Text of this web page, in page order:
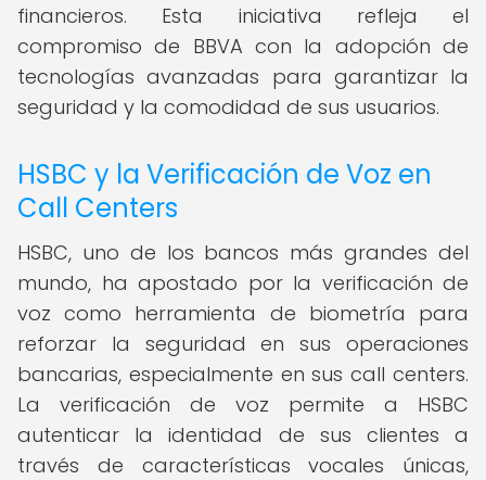
financieros. Esta iniciativa refleja el
compromiso de BBVA con la adopción de
tecnologías avanzadas para garantizar la
seguridad y la comodidad de sus usuarios.
HSBC y la Verificación de Voz en
Call Centers
HSBC, uno de los bancos más grandes del
mundo, ha apostado por la verificación de
voz como herramienta de biometría para
reforzar la seguridad en sus operaciones
bancarias, especialmente en sus call centers.
La verificación de voz permite a HSBC
autenticar la identidad de sus clientes a
través de características vocales únicas,